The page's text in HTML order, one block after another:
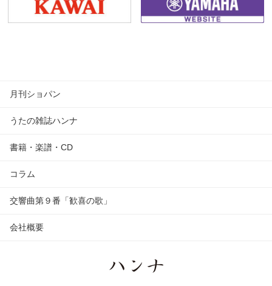
月刊ショパン
うたの雑誌ハンナ
書籍・楽譜・CD
コラム
交響曲第９番「歓喜の歌」
会社概要